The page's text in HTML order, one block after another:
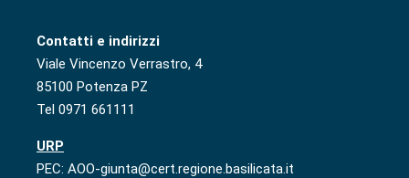
Contatti e indirizzi
Viale Vincenzo Verrastro, 4
85100 Potenza PZ
Tel 0971 661111
URP
PEC: AOO-giunta@cert.regione.basilicata.it